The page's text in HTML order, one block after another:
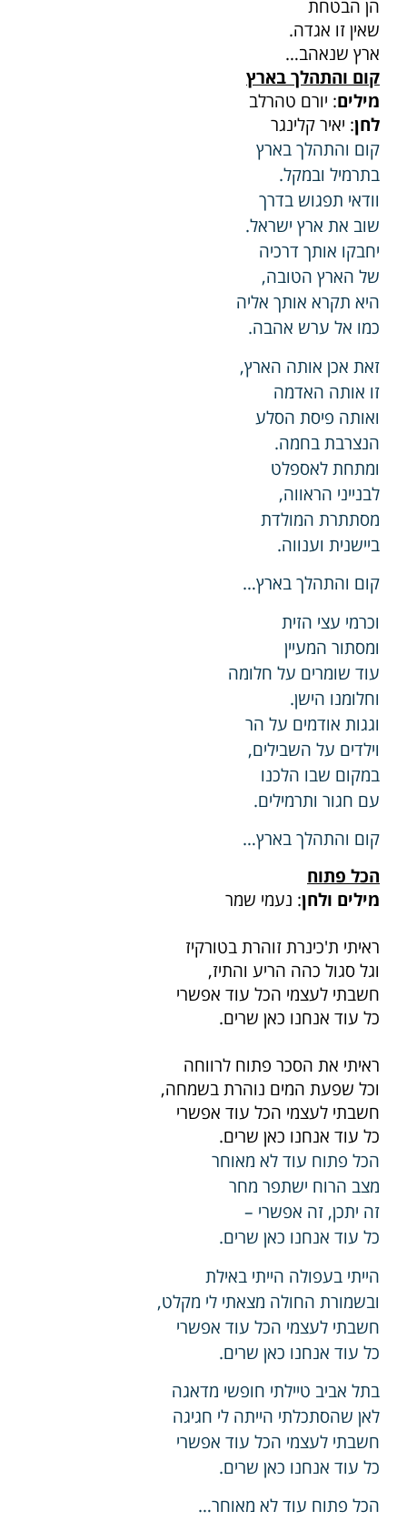
הן הבטחת
שאין זו אגדה.
ארץ שנאהב…
קום והתהלך בארץ
מילים: יורם טהרלב
לחן: יאיר קלינגר
קום והתהלך בארץ
בתרמיל ובמקל.
וודאי תפגוש בדרך
שוב את ארץ ישראל.
יחבקו אותך דרכיה
של הארץ הטובה,
היא תקרא אותך אליה
כמו אל ערש אהבה.
זאת אכן אותה הארץ,
זו אותה האדמה
ואותה פיסת הסלע
הנצרבת בחמה.
ומתחת לאספלט
לבנייני הראווה,
מסתתרת המולדת
ביישנית וענווה.
קום והתהלך בארץ…
וכרמי עצי הזית
ומסתור המעיין
עוד שומרים על חלומה
וחלומנו הישן.
וגגות אודמים על הר
וילדים על השבילים,
במקום שבו הלכנו
עם חגור ותרמילים.
קום והתהלך בארץ…
הכל פתוח
מילים ולחן: נעמי שמר
ראיתי ת'כינרת זוהרת בטורקיז
וגל סגול כהה הריע והתיז,
חשבתי לעצמי הכל עוד אפשרי
כל עוד אנחנו כאן שרים.
ראיתי את הסכר פתוח לרווחה
וכל שפעת המים נוהרת בשמחה,
חשבתי לעצמי הכל עוד אפשרי
כל עוד אנחנו כאן שרים.
הכל פתוח עוד לא מאוחר
מצב הרוח ישתפר מחר
זה יתכן, זה אפשרי –
כל עוד אנחנו כאן שרים.
הייתי בעפולה הייתי באילת
ובשמורת החולה מצאתי לי מקלט,
חשבתי לעצמי הכל עוד אפשרי
כל עוד אנחנו כאן שרים.
בתל אביב טיילתי חופשי מדאגה
לאן שהסתכלתי הייתה לי חגיגה
חשבתי לעצמי הכל עוד אפשרי
כל עוד אנחנו כאן שרים.
הכל פתוח עוד לא מאוחר…